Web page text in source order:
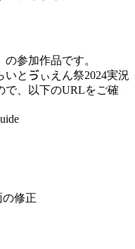
参加作品です。
とゔぃえん祭2024実況
で、以下のURLをご確
の修正